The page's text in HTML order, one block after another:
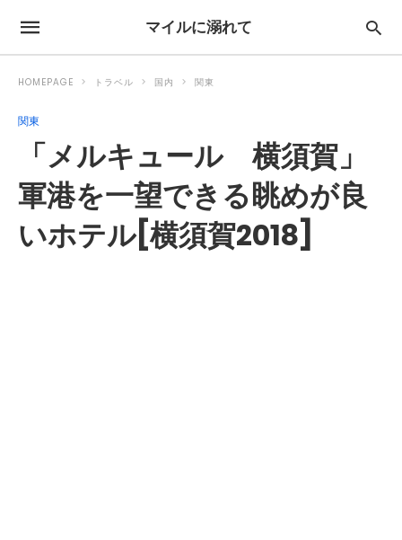
マイルに溺れて
HOMEPAGE トラベル 国内 関東
関東
「メルキュール 横須賀」
軍港を一望できる眺めが良
いホテル[横須賀2018]